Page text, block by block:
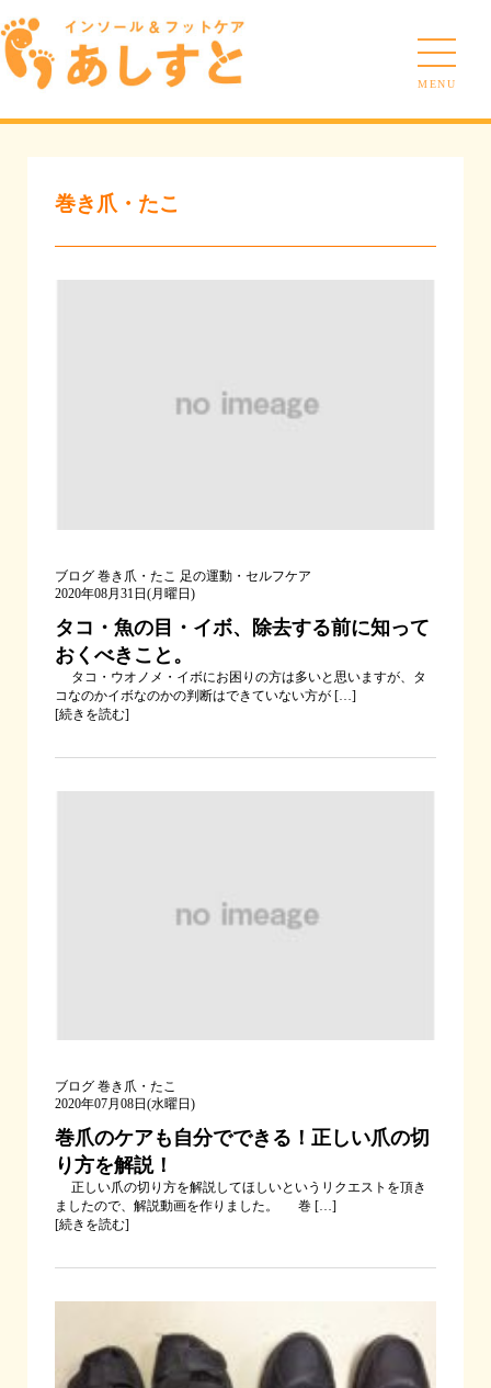
MENU
巻き爪・たこ
ブログ 巻き爪・たこ 足の運動・セルフケア
2020年08月31日(月曜日)
タコ・魚の目・イボ、除去する前に知って
おくべきこと。
タコ・ウオノメ・イボにお困りの方は多いと思いますが、タ
コなのかイボなのかの判断はできていない方が […]
[続きを読む]
ブログ 巻き爪・たこ
2020年07月08日(水曜日)
巻爪のケアも自分でできる！正しい爪の切
り方を解説！
正しい爪の切り方を解説してほしいというリクエストを頂き
ましたので、解説動画を作りました。 巻 […]
[続きを読む]